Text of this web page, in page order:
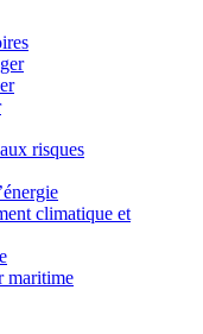
risques
climatique et
maritime